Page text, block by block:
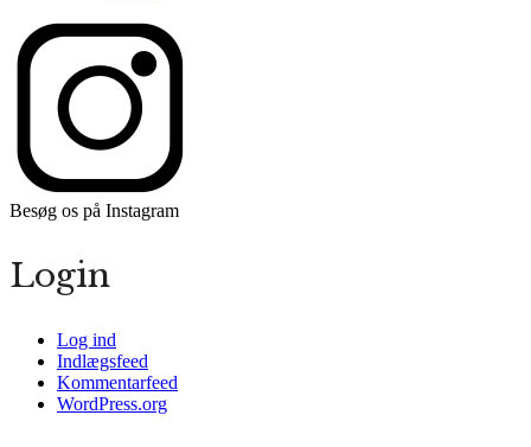
Besøg os på Instagram
Login
Log ind
Indlægsfeed
Kommentarfeed
WordPress.org